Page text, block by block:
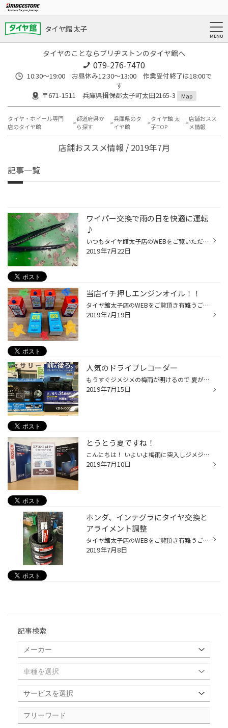
タイヤ館 太子
タイヤのことならブリヂストンのタイヤ館へ
079-276-7470
10:30～19:00 お昼休み12:30～13:00 作業受付終了は18:00で
す
〒671-1511 兵庫県揖保郡太子町太田2165-3
Map
タイヤ・ホイール専門
店のタイヤ館
都道府県か
ら探す
兵庫県のタ
イヤ館
タイヤ館 太
子TOP
店舗おスス
メ情報
店舗おススメ情報 / 2019年7月
記事一覧
ワイパー交換で雨の日を快適に運転
♪
いつもタイヤ館太子店のWEBをご覧いただき有難うございます(^^) 連続の更新になります♪ スタッフの山本です(ﾟ∀ﾟ) じめじめ雨ですね、、もうそろそろ梅雨明けですけど 雨が降ることの多い梅雨時期！ ワイパーの使用頻度も増えていると思います！！ ワイパーは先端がゴムな為定期的な交換。 1年に1度...
2019年7月22日
当店イチ押しエンジンオイル！！
タイヤ館太子店のWEBをご覧頂き有難うございます！！スタッフのやまもとです(^O^)／ エンジンオイルって種類がいろいろあるのはご存知ですか？？ ●鉱物油 原油から不純物や有害物質を取り除いて作られています。 エンジンオイルの基本となります。 ●部分合成油 鉱物油に合成油を加えて作られてたエ...
2019年7月19日
人気のドライブレコーダー
もうすぐジメジメの梅雨が明けるので 夏が待ち遠しいですね。 夏は行楽やお出掛けで車に乗る事が増えますね。 安心してお出かけする時用に前後撮影モデルのドラレコが この時期問い合わせが増えています。 お盆前になると入荷も無くなりますので ご購入予定の方はお早めにご検討ください。
2019年7月15日
とうとう夏ですね！
こんにちは！ いよいよ梅雨に突入しジメジメとした暑い時期に入ってきましたね(*_*; これからはエアコンがフルに活躍する時期になりますが、 車のエアコンにも家庭用と同じくエアコンフィルターが装着されているのを ご存知でしょうか？？ しかも1年毎の交換が必要な消耗品なんです( ..)φメモメモ ...
2019年7月10日
ホンダ、インテグラにタイヤ交換と
アライメント調整
タイヤ館太子店のWEBをご覧頂き有難うございます！！スタッフのやまもとです。 さて本日はホンダのインテグラにタイヤ交換とアライメント調整作業を実施しました。装着タイヤは、ブリヂストン ポテンザRE-71R 215-45R17 アライメントも行っていますのでタイヤ長持ち、走行性能の向上です♪ もうご存...
2019年7月8日
記事検索